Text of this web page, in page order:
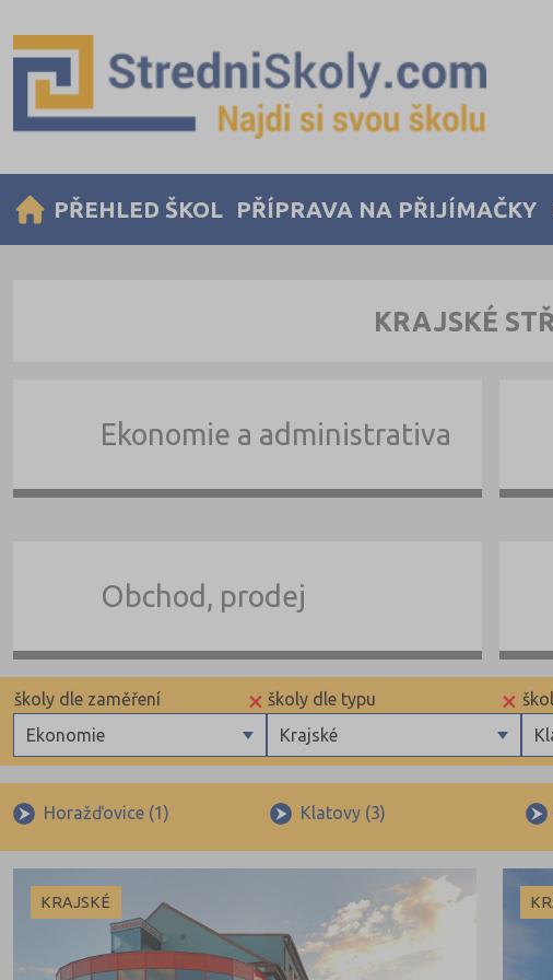
PŘEHLED ŠKOL PŘÍPRAVA NA PŘIJÍMAČKY
KRAJSKÉ
Ekonomie a administrativa
Obchod, prodej
×
Krajské
školy dle typu
×
Ekonomie
školy dle zaměření
4 letá gymnázia
6 letá gymnázia
8 letá gymnázia
Se sportovní přípravou
Lycea
Horažďovice (1) Klatovy (3)
KRAJSKÉ